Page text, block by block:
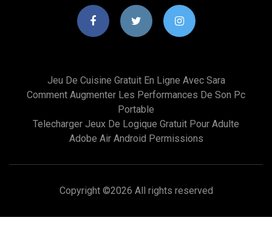
Jeu De Cuisine Gratuit En Ligne Avec Sara
Comment Augmenter Les Performances De Son Pc
Portable
Telecharger Jeux De Logique Gratuit Pour Adulte
Adobe Air Android Permissions
Copyright ©2026 All rights reserved